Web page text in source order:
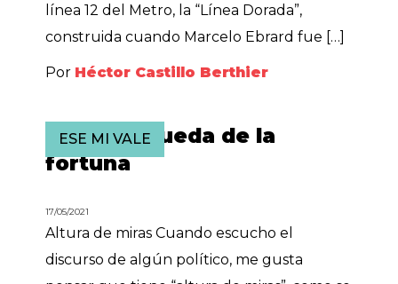
línea 12 del Metro, la “Línea Dorada”,
construida cuando Marcelo Ebrard fue […]
Por Héctor Castillo Berthier
ESE MI VALE
Desde la rueda de la
fortuna
17/05/2021
Altura de miras Cuando escucho el
discurso de algún político, me gusta